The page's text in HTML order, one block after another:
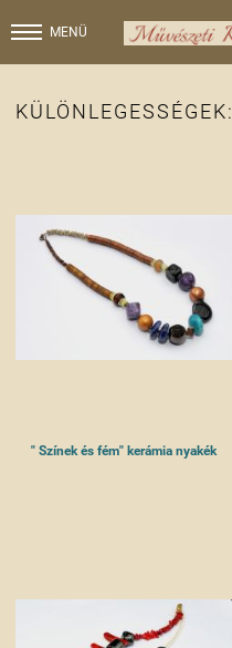
MENÜ
KÜLÖNLEGESSÉGEK:
" Színek és fém" kerámia nyakék